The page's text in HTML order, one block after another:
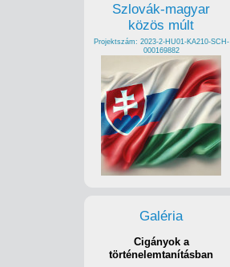
Szlovák-magyar
közös múlt
Projektszám: 2023-2-HU01-KA210-SCH-
000169882
Galéria
Cigányok a
történelemtanításban